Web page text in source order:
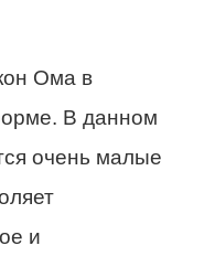
Ома в
В данном
очень малые
и